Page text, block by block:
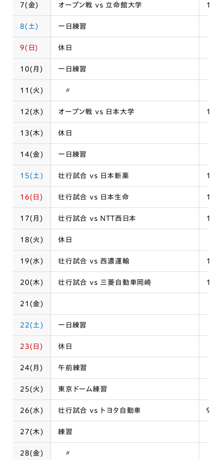
7(金) オープン戦 vs 立命館大学
8(土) 一日練習
9(日) 休日
10(月) 一日練習
11(火) 〃
12(水) オープン戦 vs 日本大学
13(木) 休日
14(金) 一日練習
15(土) 壮行試合 vs 日本新薬
16(日) 壮行試合 vs 日本生命
17(月) 壮行試合 vs NTT西日本
18(火) 休日
19(水) 壮行試合 vs 西濃運輸
20(木) 壮行試合 vs 三菱自動車岡崎
21(金)
22(土) 一日練習
23(日) 休日
24(月) 午前練習
25(火) 東京ドーム練習
26(水) 壮行試合 vs トヨタ自動車
27(木) 練習
28(金) 〃